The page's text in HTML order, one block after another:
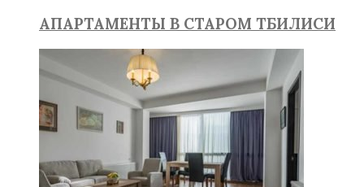
АПАРТАМЕНТЫ В СТАРОМ ТБИЛИСИ